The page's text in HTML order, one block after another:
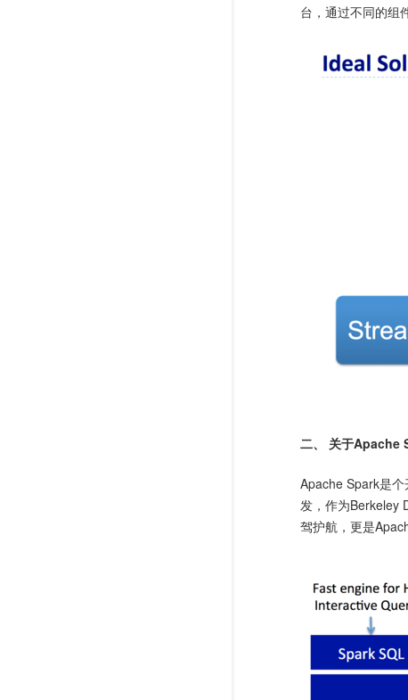
台，通过不同的组
二、 关于Apache
Apache Spark是
发，作为Berkeley
驾护航，更是